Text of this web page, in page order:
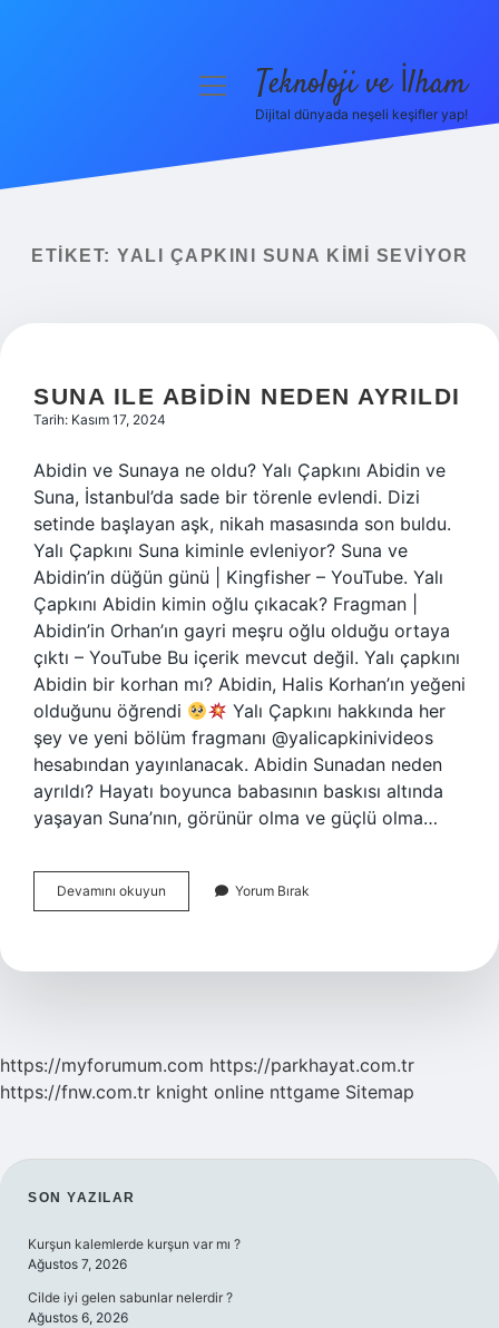
Yasal Uyarı
menüyüTeknoloji ve İlham
Dijital dünyada neşeli keşifler yap!
ETIKET: YALI ÇAPKINI SUNA KIMI SEVIYOR
SUNA ILE ABIDIN NEDEN AYRILDI
Tarih: Kasım 17, 2024
Abidin ve Sunaya ne oldu? Yalı Çapkını Abidin ve
Suna, İstanbul’da sade bir törenle evlendi. Dizi
setinde başlayan aşk, nikah masasında son buldu.
Yalı Çapkını Suna kiminle evleniyor? Suna ve
Abidin’in düğün günü | Kingfisher – YouTube. Yalı
Çapkını Abidin kimin oğlu çıkacak? Fragman |
Abidin’in Orhan’ın gayri meşru oğlu olduğu ortaya
çıktı – YouTube Bu içerik mevcut değil. Yalı çapkını
Abidin bir korhan mı? Abidin, Halis Korhan’ın yeğeni
olduğunu öğrendi
Yalı Çapkını hakkında her
şey ve yeni bölüm fragmanı @yalicapkinivideos
hesabından yayınlanacak. Abidin Sunadan neden
ayrıldı? Hayatı boyunca babasının baskısı altında
yaşayan Suna’nın, görünür olma ve güçlü olma…
Devamını okuyun
Ile
Ayrıldı
Yorum Bırak
https://myforumum.com https://parkhayat.com.tr
https://fnw.com.tr knight online nttgame Sitemap
SIDEBAR
SON YAZILAR
Kurşun kalemlerde kurşun var mı ?
Ağustos 7, 2026
Cilde iyi gelen sabunlar nelerdir ?
Ağustos 6, 2026